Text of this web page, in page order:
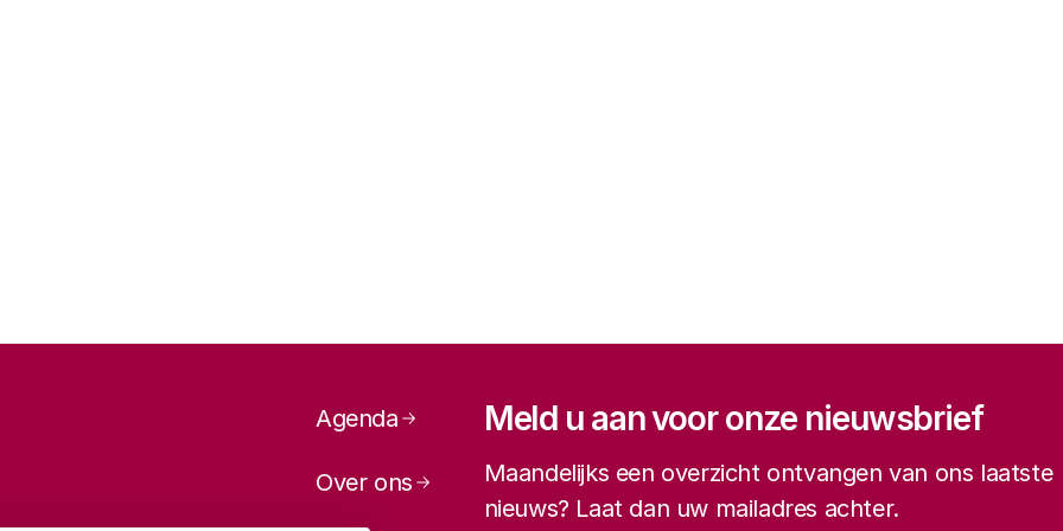
Paginanavigatie
Agenda
Over ons
Meld u aan voor onze nieuwsbrief
Maandelijks een overzicht ontvangen van ons laatste
nieuws? Laat dan uw mailadres achter.